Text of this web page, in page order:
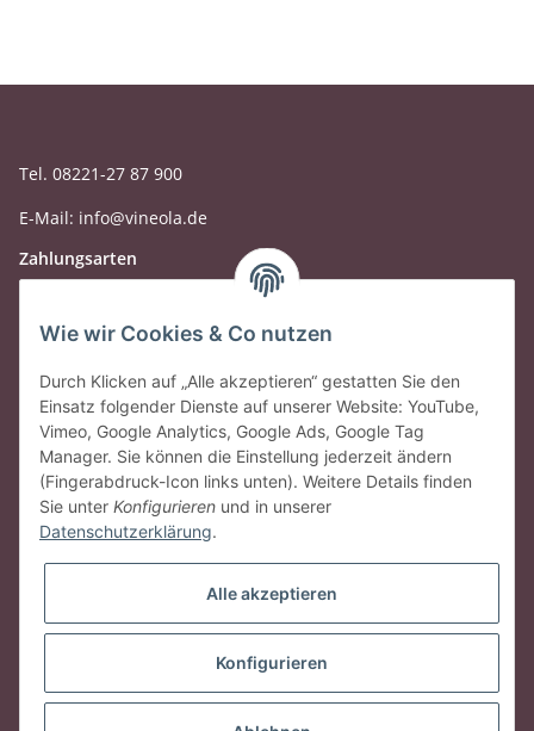
Tel. 08221-27 87 900
E-Mail: info@vineola.de
Zahlungsarten
Vertrag widerrufen
* Alle Preise inkl. gesetzlicher USt., zzgl.Versand
Wie wir Cookies & Co nutzen
Durch Klicken auf „Alle akzeptieren“ gestatten Sie den
Einsatz folgender Dienste auf unserer Website: YouTube,
Vimeo, Google Analytics, Google Ads, Google Tag
Manager. Sie können die Einstellung jederzeit ändern
(Fingerabdruck-Icon links unten). Weitere Details finden
Sie unter Konfigurieren und in unserer
Datenschutzerklärung.
Alle akzeptieren
Konfigurieren